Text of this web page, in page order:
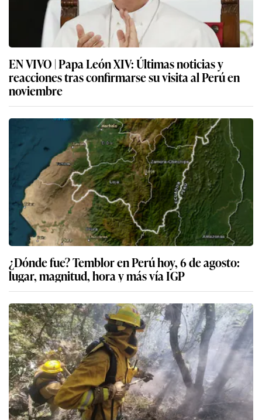
EN VIVO | Papa León XIV: Últimas noticias y
reacciones tras confirmarse su visita al Perú en
noviembre
¿Dónde fue? Temblor en Perú hoy, 6 de agosto:
lugar, magnitud, hora y más vía IGP